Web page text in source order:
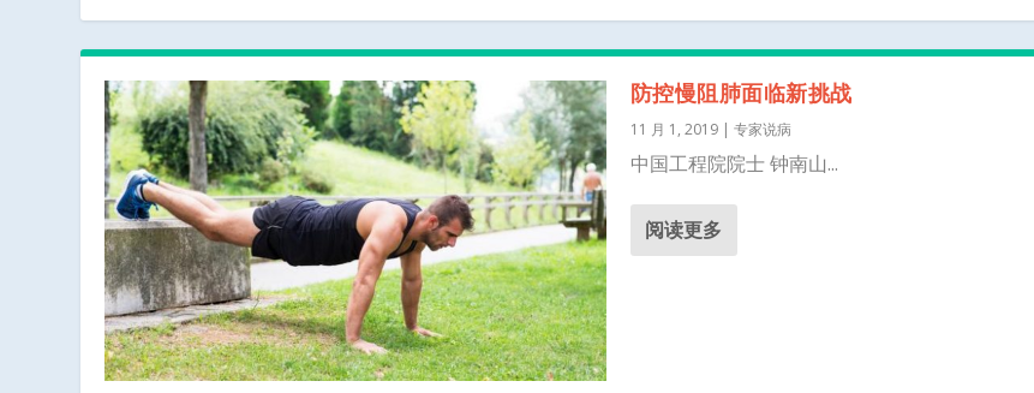
防控慢阻肺面临新挑战
11 月 1, 2019| 专家说病
中国工程院院士 钟南山...
阅读更多